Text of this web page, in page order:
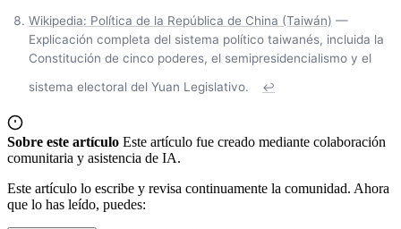
Wikipedia: Política de la República de China (Taiwán) —
Explicación completa del sistema político taiwanés, incluida la
Constitución de cinco poderes, el semipresidencialismo y el
sistema electoral del Yuan Legislativo.
↩
Sobre este artículo Este artículo fue creado mediante colaboración
comunitaria y asistencia de IA.
Este artículo lo escribe y revisa continuamente la comunidad. Ahora
que lo has leído, puedes: